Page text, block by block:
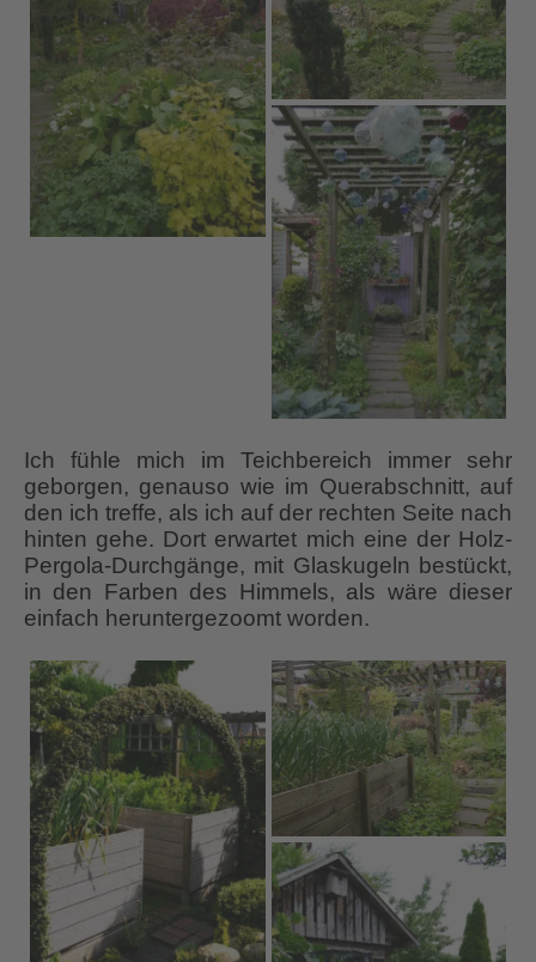
Ich fühle mich im Teichbereich immer sehr
geborgen, genauso wie im Querabschnitt, auf
den ich treffe, als ich auf der rechten Seite nach
hinten gehe. Dort erwartet mich eine der Holz-
Pergola-Durchgänge, mit Glaskugeln bestückt,
in den Farben des Himmels, als wäre dieser
einfach heruntergezoomt worden.